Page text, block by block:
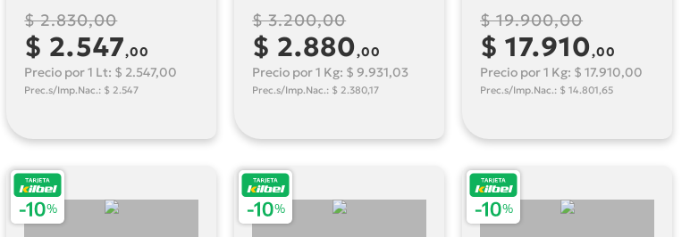
$ 2.830,00
$ 2.547,00
Precio por 1 Lt: $ 2.547,00
Prec.s/Imp.Nac.: $ 2.547
$ 3.200,00
$ 2.880,00
Precio por 1 Kg: $ 9.931,03
Prec.s/Imp.Nac.: $ 2.380,17
$ 19.900,00
$ 17.910,00
Precio por 1 Kg: $ 17.910,00
Prec.s/Imp.Nac.: $ 14.801,65